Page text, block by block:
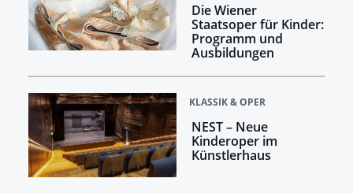
Die Wiener
Staatsoper für Kinder:
Programm und
Ausbildungen
KLASSIK & OPER
NEST – Neue
Kinderoper im
Künstlerhaus